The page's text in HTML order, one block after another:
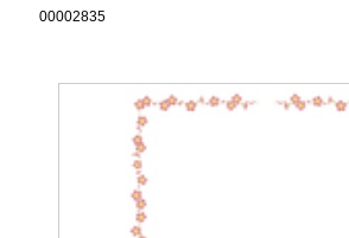
00002835